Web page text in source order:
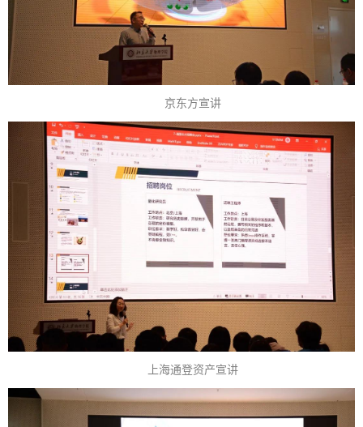
京东方宣讲
上海通登资产宣讲